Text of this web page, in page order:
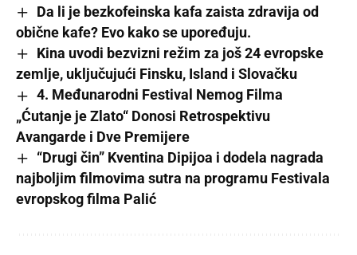
Da li je bezkofeinska kafa zaista zdravija od
obične kafe? Evo kako se upoređuju.
Kina uvodi bezvizni režim za još 24 evropske
zemlje, uključujući Finsku, Island i Slovačku
4. Međunarodni Festival Nemog Filma
„Ćutanje je Zlato“ Donosi Retrospektivu
Avangarde i Dve Premijere
“Drugi čin” Kventina Dipijoa i dodela nagrada
najboljim filmovima sutra na programu Festivala
evropskog filma Palić